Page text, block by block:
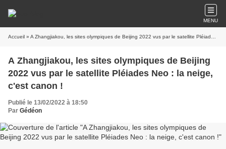
MENU
Accueil » A Zhangjiakou, les sites olympiques de Beijing 2022 vus par le satellite Pléiades Neo : la neige, c'est canon !
A Zhangjiakou, les sites olympiques de Beijing
2022 vus par le satellite Pléiades Neo : la neige,
c'est canon !
Publié le 13/02/2022 à 18:50
Par Gédéon